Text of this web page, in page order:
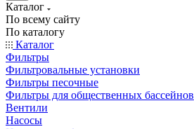
Каталог
По всему сайту
По каталогу
Каталог
Фильтры
Фильтровальные установки
Фильтры песочные
Фильтры для общественных бассейнов
Вентили
Насосы